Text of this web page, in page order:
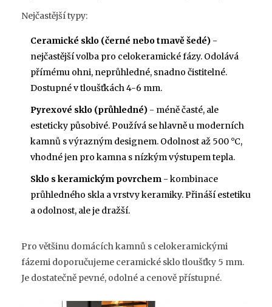
Nejčastější typy:
Ceramické sklo (černé nebo tmavě šedé) -
nejčastější volba pro celokeramické fázy. Odolává
přímému ohni, neprůhledné, snadno čistitelné.
Dostupné v tloušťkách 4-6 mm.
Pyrexové sklo (průhledné) - méně časté, ale
esteticky působivé. Používá se hlavně u moderních
kamnů s výrazným designem. Odolnost až 500 °C,
vhodné jen pro kamna s nízkým výstupem tepla.
Sklo s keramickým povrchem - kombinace
průhledného skla a vrstvy keramiky. Přináší estetiku
a odolnost, ale je dražší.
Pro většinu domácích kamnů s celokeramickými
fázemi doporučujeme ceramické sklo tloušťky 5 mm.
Je dostatečně pevné, odolné a cenově přístupné.